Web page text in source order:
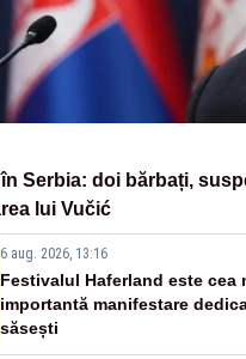
Serbia: doi bărbați,
lui Vučić
6 aug. 2026, 13:16
Festivalul Haferland este cea
importantă manifestare
săsești